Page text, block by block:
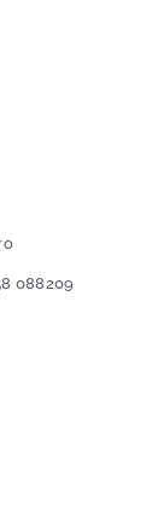
088209